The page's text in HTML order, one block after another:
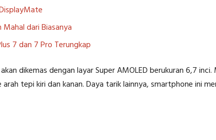
Mahal dari Biasanya
7 dan 7 Pro Terungkap
dikemas dengan layar Super AMOLED berukuran 6,7
tepi kiri dan kanan. Daya tarik lainnya, smartphone ini